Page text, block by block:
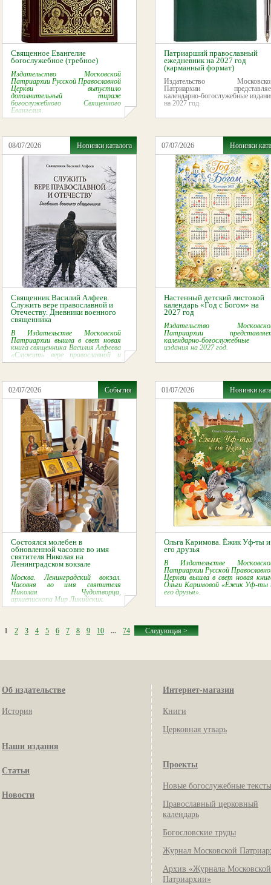
Священное Евангелие
богослужебное (требное)
Издательство Московской
Патриархии Русской Православной
Церкви выпустило
дополнительный тираж
богослужебного Священного
Евангелия.
Патриарший православный
ежедневник на 2027 год
(карманный формат)
Издательство
Патриархии
календарно-богослужебные
на 2027 год.
08/07/2026 Новинки каталога
Священник Василий Алфеев.
Служить вере православной и
Отечеству. Дневники военного
священника
В Издательстве Московской
Патриархии вышла в свет новая
книга священника Василия Алфеева
«Служить вере православной и
Отечеству. Дневники военного
07/07/2026 Новинки
Настенный детский листовой
календарь «Год с Богом» на
2027 год
Издательство
Патриархии
календарно-богослужебные
издания на 2027 год.
02/07/2026 События
Состоялся молебен в
обновленной часовне во имя
святителя Николая на
Ленинградском вокзале
Москва. Ленинградский вокзал.
Часовня во имя святителя
Николая Чудотворца,
архиепископа Мир Ликийских.
01/07/2026 Новинки
Ольга Каримова. Ёжик Уф-ты и
его друзья
В Издательстве
Патриархии Русской
Церкви вышла в свет новая
Ольги Каримовой «Ёжик Уф-ты
его друзья».
1 2 3 4 5 6 7 8 9 10 ... 74 Следующая >
Об издательстве
История
Наши издания
Статьи
Новости
Интернет-магазин
Книги
Церковная утварь
Проекты
Новые богослужебные тексты
Православный церковный
календарь
Богословские труды
Журнал Московской
Архив «Журнала Московской
Патриархии»